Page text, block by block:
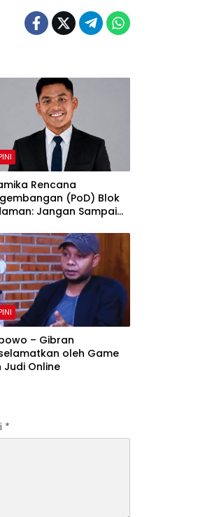
Rencana
(PoD) Blok
Jangan Sampai
– Gibran
oleh Game
Judi Online
*